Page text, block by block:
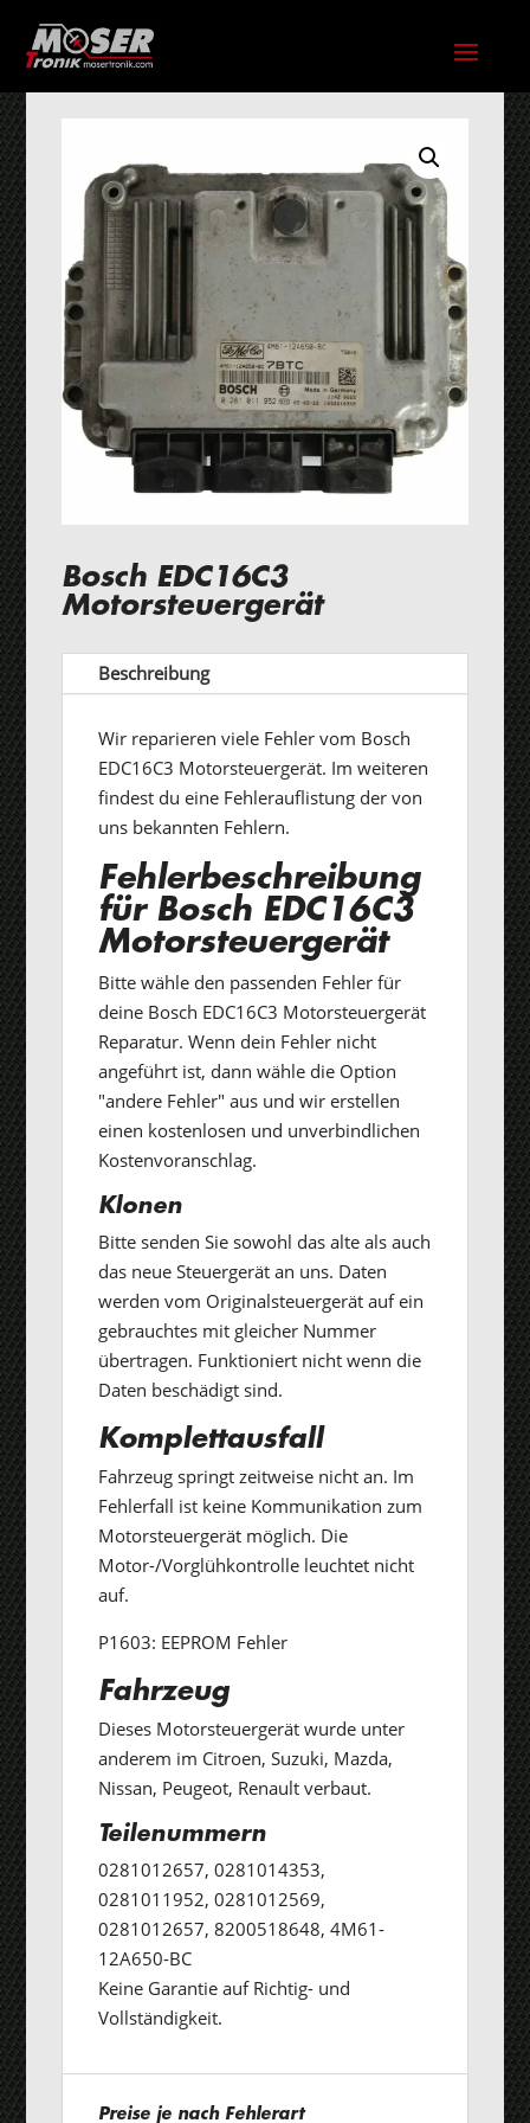
Bosch EDC16C3
Motorsteuergerät
Beschreibung
Wir reparieren viele Fehler vom Bosch
EDC16C3 Motorsteuergerät. Im weiteren
findest du eine Fehlerauflistung der von
uns bekannten Fehlern.
Fehlerbeschreibung
für Bosch EDC16C3
Motorsteuergerät
Bitte wähle den passenden Fehler für
deine Bosch EDC16C3 Motorsteuergerät
Reparatur. Wenn dein Fehler nicht
angeführt ist, dann wähle die Option
"andere Fehler" aus und wir erstellen
einen kostenlosen und unverbindlichen
Kostenvoranschlag.
Klonen
Bitte senden Sie sowohl das alte als auch
das neue Steuergerät an uns. Daten
werden vom Originalsteuergerät auf ein
gebrauchtes mit gleicher Nummer
übertragen. Funktioniert nicht wenn die
Daten beschädigt sind.
Komplettausfall
Fahrzeug springt zeitweise nicht an. Im
Fehlerfall ist keine Kommunikation zum
Motorsteuergerät möglich. Die
Motor-/Vorglühkontrolle leuchtet nicht
auf.
P1603: EEPROM Fehler
Fahrzeug
Dieses Motorsteuergerät wurde unter
anderem im Citroen, Suzuki, Mazda,
Nissan, Peugeot, Renault verbaut.
Teilenummern
0281012657, 0281014353,
0281011952, 0281012569,
0281012657, 8200518648, 4M61-
12A650-BC
Keine Garantie auf Richtig- und
Vollständigkeit.
Preise je nach Fehlerart